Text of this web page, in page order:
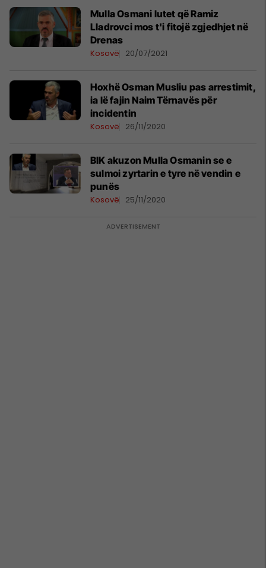
Mulla Osmani lutet që Ramiz
Lladrovci mos t'i fitojë zgjedhjet në
Drenas
Kosovë 20/07/2021
Hoxhë Osman Musliu pas arrestimit,
ia lë fajin Naim Tërnavës për
incidentin
Kosovë 26/11/2020
BIK akuzon Mulla Osmanin se e
sulmoi zyrtarin e tyre në vendin e
punës
Kosovë 25/11/2020